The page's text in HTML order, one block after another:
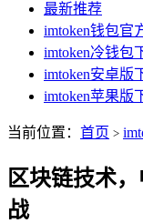
最新推荐
imtoken钱包官
imtoken冷钱包
imtoken安卓版
imtoken苹果版
当前位置： 首页 >
区块链技术
战